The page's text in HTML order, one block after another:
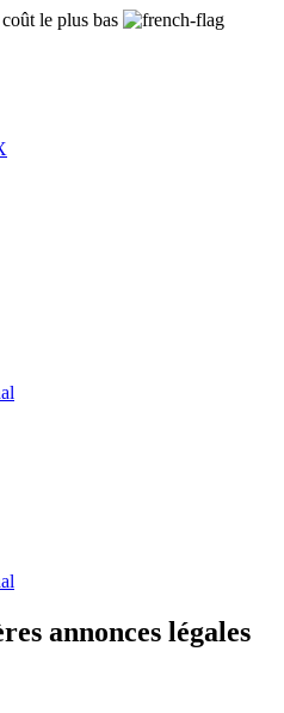
le plus bas
annonces légales